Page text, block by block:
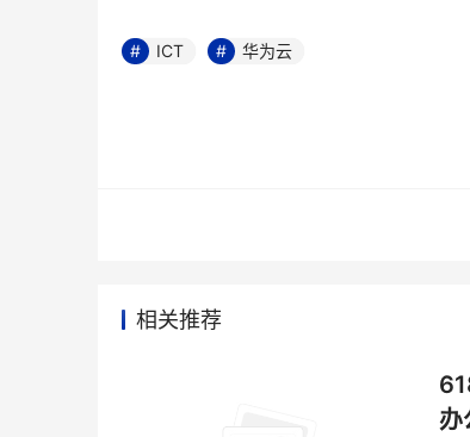
至180ZB，是2018年的5.5倍。但是有限
举例来说，每年卖出200万辆汽车的宝
华为30年走过的路，留下了什么
问题很致命，但问题也并不新鲜。经历
头们的宝贵经验，毕竟站在巨人的肩膀上
ICT 华为云
相关推荐
办